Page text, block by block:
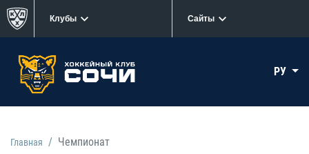
Клубы Сайты
РУ
Главная Чемпионат